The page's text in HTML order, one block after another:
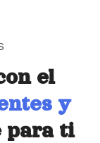
el
y
para ti